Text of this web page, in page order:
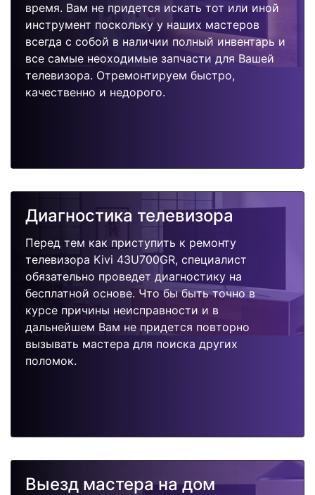
время. Вам не придется искать тот или иной
инструмент поскольку у наших мастеров
всегда с собой в наличии полный инвентарь и
все самые неоходимые запчасти для Вашей
телевизора. Отремонтируем быстро,
качественно и недорого.
Диагностика телевизора
Перед тем как приступить к ремонту
телевизора Kivi 43U700GR, специалист
обязательно проведет диагностику на
бесплатной основе. Что бы быть точно в
курсе причины неисправности и в
дальнейшем Вам не придется повторно
вызывать мастера для поиска других
поломок.
Выезд мастера на дом